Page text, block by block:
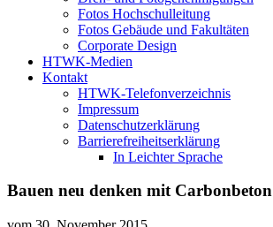
Fotos Hochschulleitung
Fotos Gebäude und Fakultäten
Corporate Design
HTWK-Medien
Kontakt
HTWK-Telefonverzeichnis
Impressum
Datenschutzerklärung
Barrierefreiheitserklärung
In Leichter Sprache
Bauen neu denken mit Carbonbeton